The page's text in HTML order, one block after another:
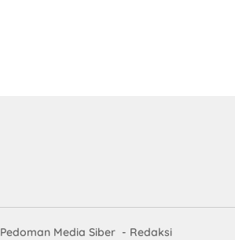
Pedoman Media Siber Redaksi